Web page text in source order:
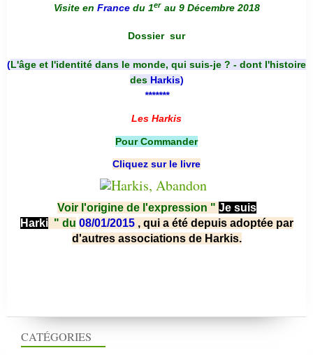
CATÉGORIES
Visite en France du 1er au 9 Décembre 2018
Dossier sur
(L'âge et l'identité dans le monde, qui suis-je ? - dont l'histoire
des Harkis)
*******
Les Harkis
Pour Commander
Cliquez sur le livre
Voir l'origine de l'expression " Je suis
Harki " du 08/01/2015 , qui a été depuis adoptée par
d'autres associations de Harkis.